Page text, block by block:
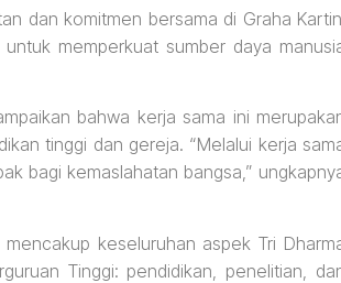
dan komitmen bersama di Graha
memperkuat sumber daya
bahwa kerja sama ini
tinggi dan gereja. “Melalui kerja
bagi kemaslahatan bangsa,”
keseluruhan aspek Tri
Tinggi: pendidikan, penelitian,